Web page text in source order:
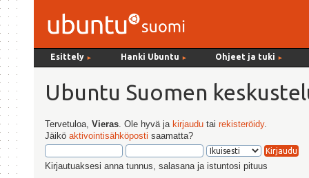
Esittely ► Hanki Ubuntu ► Ohjeet ja tuki ►
Ubuntu Suomen
Tervetuloa,Vieras . Ole hyvä ja kirjaudu tairekisteröidy.
Jäiköaktivointisähköposti saamatta?
Kirjautuaksesi anna tunnus, salasana ja istuntosi pituus